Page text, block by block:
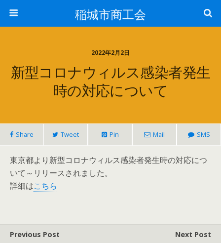
稲城市商工会
2022年2月2日
新型コロナウィルス感染者発生
時の対応について
Share Tweet Pin Mail SMS
東京都より新型コロナウィルス感染者発生時の対応につ
いて～リリースされました。
詳細はこちら
Previous Post
Next Post